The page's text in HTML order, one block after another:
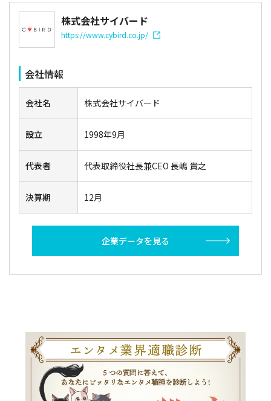
株式会社サイバード
https://www.cybird.co.jp/
会社情報
会社名 株式会社サイバード
設立 1998年9月
代表者 代表取締役社長兼CEO 長嶋 貴之
決算期 12月
企業データを見る